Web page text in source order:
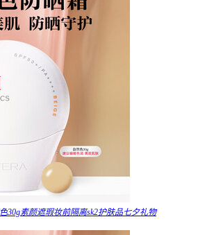
30g素颜遮瑕妆前隔离sk2护肤品七夕礼物